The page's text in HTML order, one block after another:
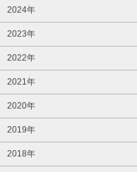
2024年
2023年
2022年
2021年
2020年
2019年
2018年